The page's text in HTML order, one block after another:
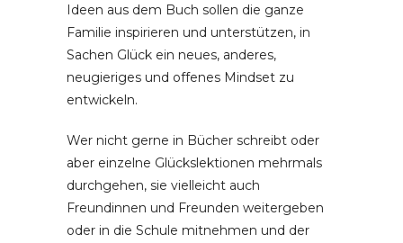
Ideen aus dem Buch sollen die ganze
Familie inspirieren und unterstützen, in
Sachen Glück ein neues, anderes,
neugieriges und offenes Mindset zu
entwickeln.
Wer nicht gerne in Bücher schreibt oder
aber einzelne Glückslektionen mehrmals
durchgehen, sie vielleicht auch
Freundinnen und Freunden weitergeben
oder in die Schule mitnehmen und der